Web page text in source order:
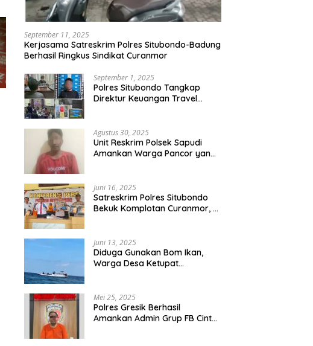
September 11, 2025
Kerjasama Satreskrim Polres Situbondo-Badung
Berhasil Ringkus Sindikat Curanmor
September 1, 2025
Polres Situbondo Tangkap
Direktur Keuangan Travel
Agustus 30, 2025
Unit Reskrim Polsek Sapudi
Amankan Warga Pancor yang
Juni 16, 2025
Satreskrim Polres Situbondo
Bekuk Komplotan Curanmor, 9
Juni 13, 2025
Diduga Gunakan Bom Ikan,
Warga Desa Ketupat
Mei 25, 2025
Polres Gresik Berhasil
Amankan Admin Grup FB Cinta